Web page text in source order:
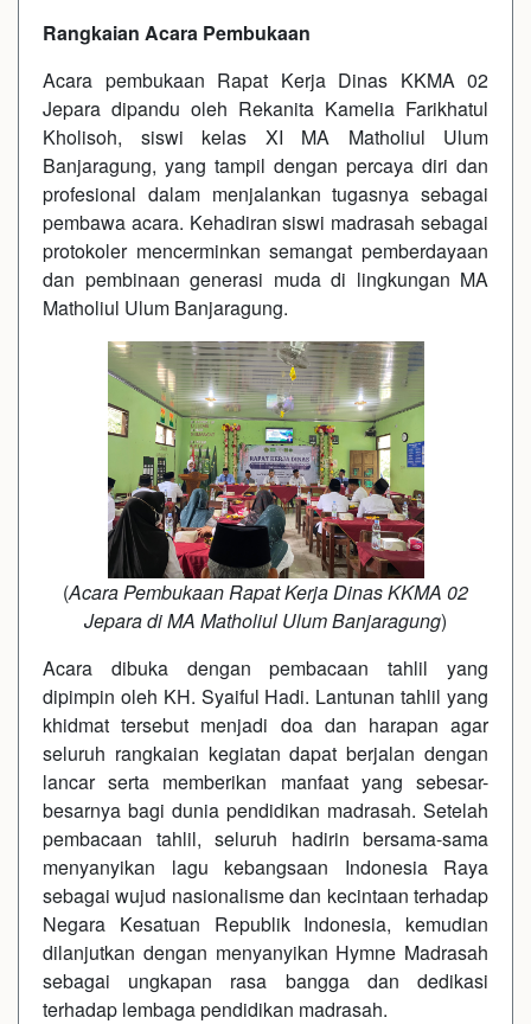
Rangkaian Acara Pembukaan
Acara pembukaan Rapat Kerja Dinas KKMA 02
Jepara dipandu oleh Rekanita Kamelia Farikhatul
Kholisoh, siswi kelas XI MA Matholiul Ulum
Banjaragung, yang tampil dengan percaya diri dan
profesional dalam menjalankan tugasnya sebagai
pembawa acara. Kehadiran siswi madrasah sebagai
protokoler mencerminkan semangat pemberdayaan
dan pembinaan generasi muda di lingkungan MA
Matholiul Ulum Banjaragung.
(Acara Pembukaan Rapat Kerja Dinas KKMA 02
Jepara di MA Matholiul Ulum Banjaragung)
Acara dibuka dengan pembacaan tahlil yang
dipimpin oleh KH. Syaiful Hadi. Lantunan tahlil yang
khidmat tersebut menjadi doa dan harapan agar
seluruh rangkaian kegiatan dapat berjalan dengan
lancar serta memberikan manfaat yang sebesar-
besarnya bagi dunia pendidikan madrasah. Setelah
pembacaan tahlil, seluruh hadirin bersama-sama
menyanyikan lagu kebangsaan Indonesia Raya
sebagai wujud nasionalisme dan kecintaan terhadap
Negara Kesatuan Republik Indonesia, kemudian
dilanjutkan dengan menyanyikan Hymne Madrasah
sebagai ungkapan rasa bangga dan dedikasi
terhadap lembaga pendidikan madrasah.